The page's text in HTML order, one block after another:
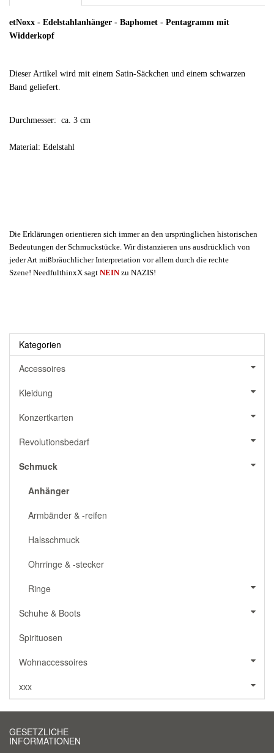
etNoxx - Edelstahlanhänger - Baphomet - Pentagramm mit
Widderkopf
Dieser Artikel wird mit einem Satin-Säckchen und einem schwarzen
Band geliefert.
Durchmesser: ca. 3 cm
Material: Edelstahl
Die Erklärungen orientieren sich immer an den ursprünglichen historischen
Bedeutungen der Schmuckstücke. Wir distanzieren uns ausdrücklich von
jeder Art mißbräuchlicher Interpretation vor allem durch die rechte
Szene! NeedfulthinxX sagt NEINzu NAZIS!
Kategorien
Accessoires
Kleidung
Konzertkarten
Revolutionsbedarf
Schmuck
Anhänger
Armbänder & -reifen
Halsschmuck
Ohrringe & -stecker
Ringe
Schuhe & Boots
Spirituosen
Wohnaccessoires
xxx
GESETZLICHE
INFORMATIONEN